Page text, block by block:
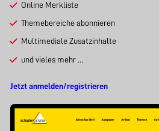
Online Merkliste
Themebereiche abonnieren
Multimediale Zusatzinhalte
und vieles mehr …
Jetzt anmelden/registrieren